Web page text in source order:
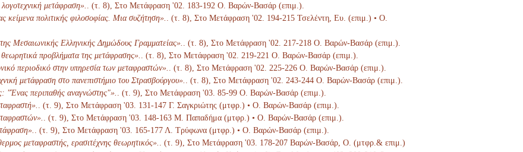
μετάφραση».
. (τ. 8), Στο Μετάφραση '02. 183-192 Ο. Βαρών-Βασάρ (επιμ.).
κείμενα πολιτικής φιλοσοφίας. Μια συζήτηση».
. (τ. 8), Στο Μετάφραση '02. 194-215 Τσελέντη, Ευ. (επιμ.) • Ο.
Μεσαιωνικής Ελληνικής Δημώδους Γραμματείας».
. (τ. 8), Στο Μετάφραση '02. 217-218 Ο. Βαρών-Βασάρ (επιμ.).
προβλήματα της μετάφρασης».
. (τ. 8), Στο Μετάφραση '02. 219-221 Ο. Βαρών-Βασάρ (επιμ.).
περιοδικό στην υπηρεσία των μεταφραστών».
. (τ. 8), Στο Μετάφραση '02. 225-226 Ο. Βαρών-Βασάρ (επιμ.).
μετάφραση στο πανεπιστήμιο του Στρασβούργου».
. (τ. 8), Στο Μετάφραση '02. 243-244 Ο. Βαρών-Βασάρ (επιμ.).
"Ένας περιπαθής αναγνώστης"».
. (τ. 9), Στο Μετάφραση '03. 85-99 Ο. Βαρών-Βασάρ (επιμ.).
. (τ. 9), Στο Μετάφραση '03. 131-147 Γ. Σαγκριώτης (μτφρ.) • Ο. Βαρών-Βασάρ (επιμ.).
. (τ. 9), Στο Μετάφραση '03. 148-163 Μ. Παπαδήμα (μτφρ.) • Ο. Βαρών-Βασάρ (επιμ.).
. (τ. 9), Στο Μετάφραση '03. 165-177 Λ. Τρύφωνα (μτφρ.) • Ο. Βαρών-Βασάρ (επιμ.).
μεταφραστής, ερασιτέχνης θεωρητικός».
. (τ. 9), Στο Μετάφραση '03. 178-207 Βαρών-Βασάρ, Ο. (μτφρ.& επιμ.)